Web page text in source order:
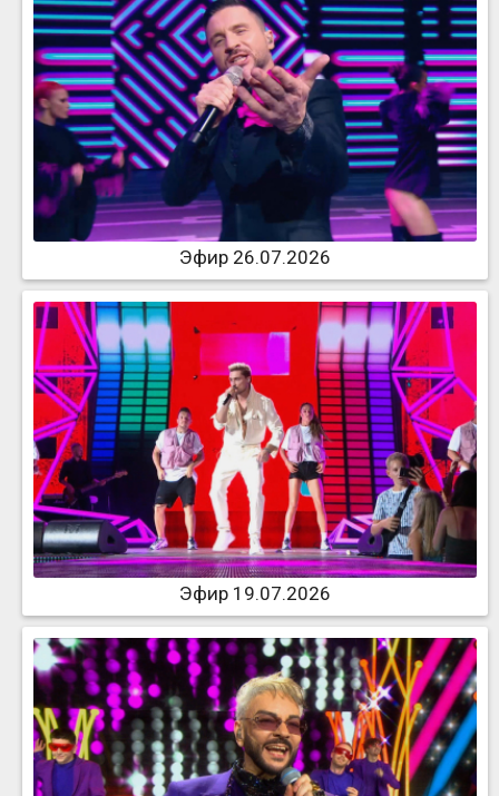
Эфир 26.07.2026
Эфир 19.07.2026